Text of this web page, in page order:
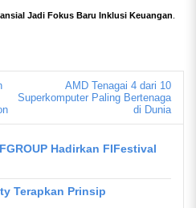
Jadi Fokus Baru Inklusi Keuangan
AMD Tenagai 4 dari 10
Superkomputer Paling Bertenaga
di Dunia
Hadirkan FIFestival
Terapkan Prinsip